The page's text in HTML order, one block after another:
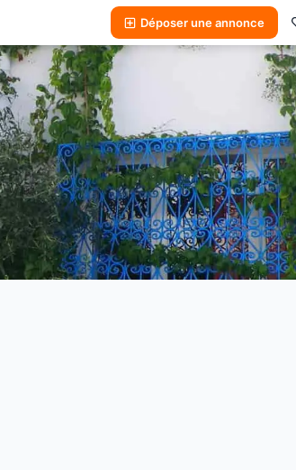
Déposer une annonce